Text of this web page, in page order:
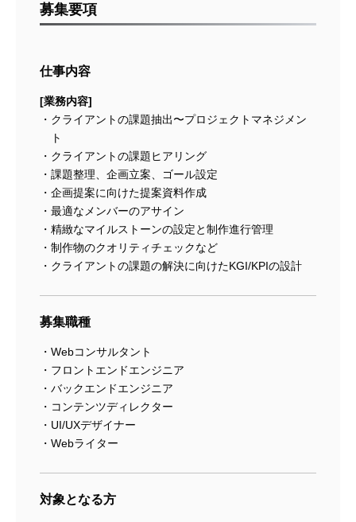
募集要項
仕事内容
[業務内容]
クライアントの課題抽出〜プロジェクトマネジメン
ト
クライアントの課題ヒアリング
課題整理、企画立案、ゴール設定
企画提案に向けた提案資料作成
最適なメンバーのアサイン
精緻なマイルストーンの設定と制作進行管理
制作物のクオリティチェックなど
クライアントの課題の解決に向けたKGI/KPIの設計
募集職種
Webコンサルタント
フロントエンドエンジニア
バックエンドエンジニア
コンテンツディレクター
UI/UXデザイナー
Webライター
対象となる方